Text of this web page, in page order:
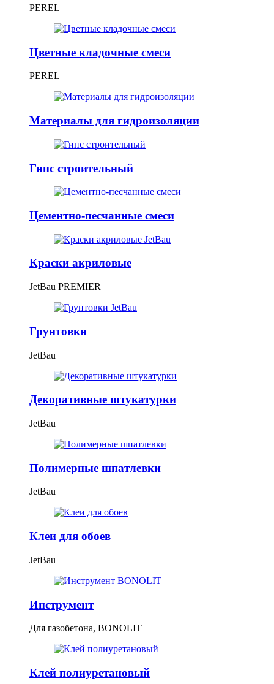
PEREL
Цветные кладочные смеси
PEREL
Материалы для гидроизоляции
Гипс строительный
Цементно-песчанные смеси
Краски акриловые
JetBau PREMIER
Грунтовки
JetBau
Декоративные штукатурки
JetBau
Полимерные шпатлевки
JetBau
Клеи для обоев
JetBau
Инструмент
Для газобетона, BONOLIT
Клей полиуретановый